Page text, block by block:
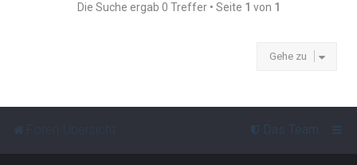
Die Suche ergab 0 Treffer • Seite 1 von 1
Gehe zu
Das Team